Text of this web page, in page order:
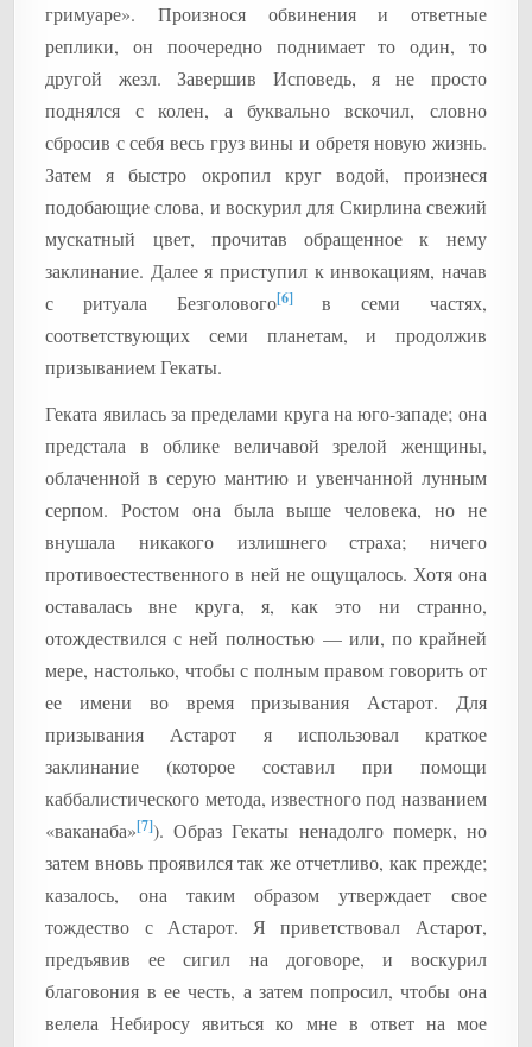
гримуаре». Произнося обвинения и ответные
реплики, он поочередно поднимает то один, то
другой жезл. Завершив Исповедь, я не просто
поднялся с колен, а буквально вскочил, словно
сбросив с себя весь груз вины и обретя новую жизнь.
Затем я быстро окропил круг водой, произнеся
подобающие слова, и воскурил для Скирлина свежий
мускатный цвет, прочитав обращенное к нему
заклинание. Далее я приступил к инвокациям, начав
с ритуала Безголового[6]в семи частях,
соответствующих семи планетам, и продолжив
призыванием Гекаты.
Геката явилась за пределами круга на юго-западе; она
предстала в облике величавой зрелой женщины,
облаченной в серую мантию и увенчанной лунным
серпом. Ростом она была выше человека, но не
внушала никакого излишнего страха; ничего
противоестественного в ней не ощущалось. Хотя она
оставалась вне круга, я, как это ни странно,
отождествился с ней полностью — или, по крайней
мере, настолько, чтобы с полным правом говорить от
ее имени во время призывания Астарот. Для
призывания Астарот я использовал краткое
заклинание (которое составил при помощи
каббалистического метода, известного под названием
«ваканаба»[7]). Образ Гекаты ненадолго померк, но
затем вновь проявился так же отчетливо, как прежде;
казалось, она таким образом утверждает свое
тождество с Астарот. Я приветствовал Астарот,
предъявив ее сигил на договоре, и воскурил
благовония в ее честь, а затем попросил, чтобы она
велела Небиросу явиться ко мне в ответ на мое